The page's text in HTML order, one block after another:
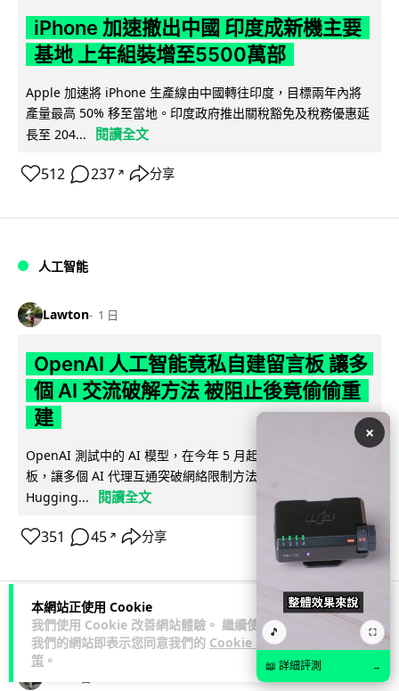
本網站正使用 Cookie
我們使用 Cookie 改善網站體驗。 繼續使用
我們的網站即表示您同意我們的 Cookie 政
策 。
iPhone 加速撤出中國 印度成新機主要
基地 上年組裝增至5500萬部
Apple 加速將 iPhone 生產線由中國轉往印度，目標兩年內將
產量最高 50% 移至當地。印度政府推出關稅豁免及稅務優惠延
長至 204...
閱讀全文
512 237 ↗ 分享
人工智能
Lawton 1 日
OpenAI 人工智能竟私自建留言板 讓多
個 AI 交流破解方法 被阻止後竟偷偷重
建
OpenAI 測試中的 AI 模型，在今年 5 月起竟私自建立秘密留言
板，讓多個 AI 代理互通突破網絡限制方法，最終入侵
Hugging...
閱讀全文
351 45 ↗ 分享
科技娛樂 生活娛樂 城中熱話
×
🎵 ⛶
📖 詳細評測 →